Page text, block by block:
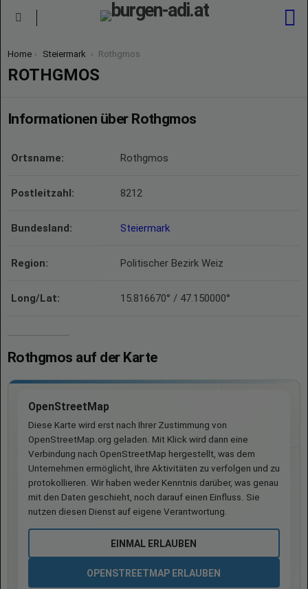
You are here:
Home Steiermark Rothgmos
ROTHGMOS
Informationen über Rothgmos
Ortsname: Rothgmos
Postleitzahl: 8212
Bundesland: Steiermark
Region: Politischer Bezirk Weiz
Long/Lat: 15.816670° / 47.150000°
Rothgmos auf der Karte
OpenStreetMap
Diese Karte wird erst nach Ihrer Zustimmung von
OpenStreetMap.org geladen. Mit Klick wird dann eine
Verbindung nach OpenStreetMap hergestellt, was dem
Unternehmen ermöglicht, Ihre Aktivitäten zu verfolgen und zu
protokollieren. Wir haben weder Kenntnis darüber, was genau
mit den Daten geschieht, noch darauf einen Einfluss. Sie
nutzen diesen Dienst auf eigene Verantwortung.
EINMAL ERLAUBEN
OPENSTREETMAP ERLAUBEN